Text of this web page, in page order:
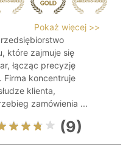
Pokaż więcej >>
które zajmuje się
łącząc precyzję
Firma koncentruje
klienta,
zamówienia ...
(9)